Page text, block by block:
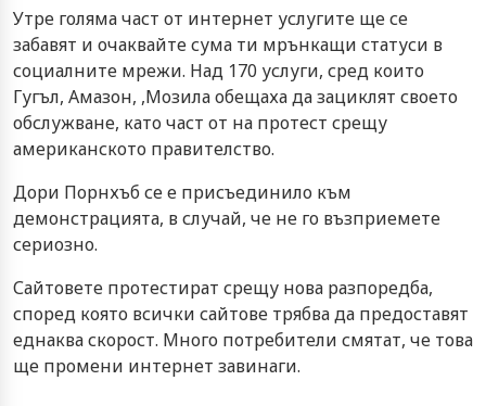
Утре голяма част от интернет услугите ще се
забавят и очаквайте сума ти мрънкащи статуси в
социалните мрежи. Над 170 услуги, сред които
Гугъл, Амазон, ,Мозила обещаха да зациклят своето
обслужване, като част от на протест срещу
американското правителство.
Дори Порнхъб се е присъединило към
демонстрацията, в случай, че не го възприемете
сериозно.
Сайтовете протестират срещу нова разпоредба,
според която всички сайтове трябва да предоставят
еднаква скорост. Много потребители смятат, че това
ще промени интернет завинаги.